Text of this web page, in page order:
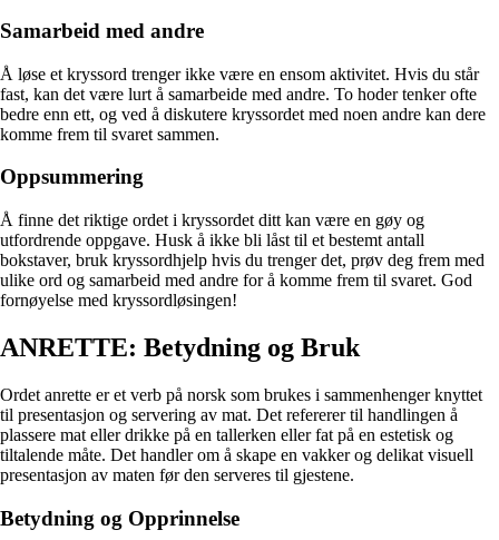
Samarbeid med andre
Å løse et kryssord trenger ikke være en ensom aktivitet. Hvis du står
fast, kan det være lurt å samarbeide med andre. To hoder tenker ofte
bedre enn ett, og ved å diskutere kryssordet med noen andre kan dere
komme frem til svaret sammen.
Oppsummering
Å finne det riktige ordet i kryssordet ditt kan være en gøy og
utfordrende oppgave. Husk å ikke bli låst til et bestemt antall
bokstaver, bruk kryssordhjelp hvis du trenger det, prøv deg frem med
ulike ord og samarbeid med andre for å komme frem til svaret. God
fornøyelse med kryssordløsingen!
ANRETTE: Betydning og Bruk
Ordet anrette er et verb på norsk som brukes i sammenhenger knyttet
til presentasjon og servering av mat. Det refererer til handlingen å
plassere mat eller drikke på en tallerken eller fat på en estetisk og
tiltalende måte. Det handler om å skape en vakker og delikat visuell
presentasjon av maten før den serveres til gjestene.
Betydning og Opprinnelse